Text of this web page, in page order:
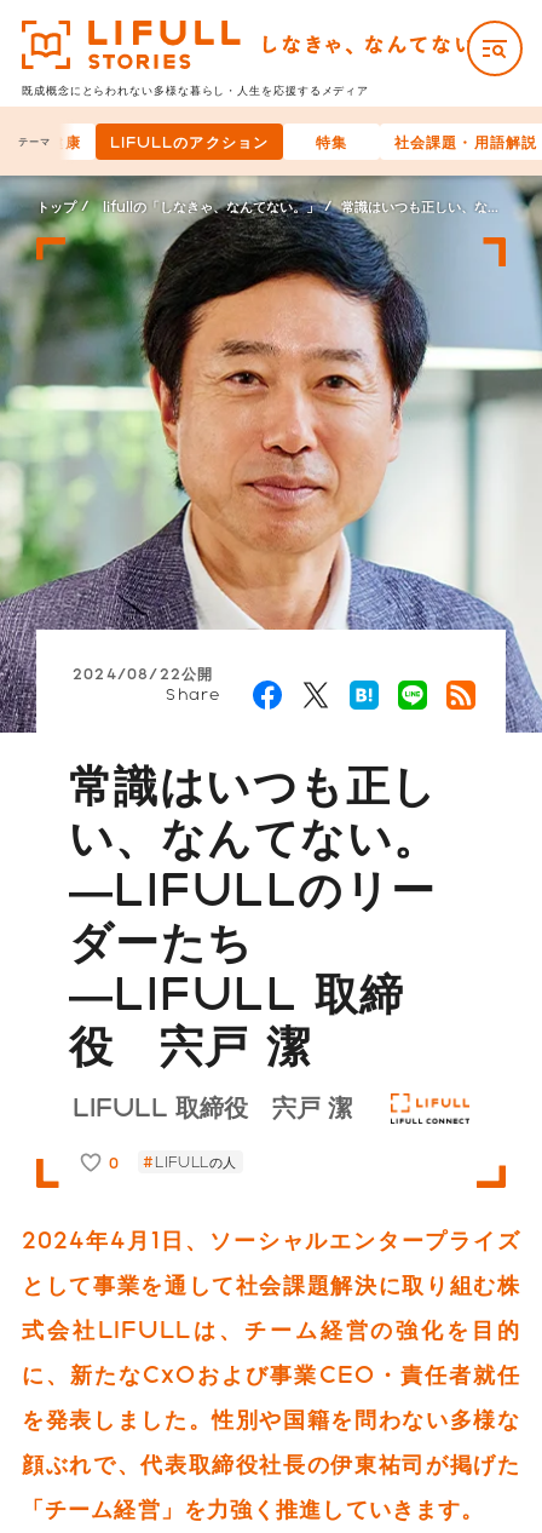
既成概念にとらわれない多様な暮らし・人生を応援するメディア
テーマ
体の健康 LIFULLのアクション 特集 社会課題・用語解説
トップ lifullの「しなきゃ、なんてない。」 常識はいつも正しい、なんてない。―LIFULLのリーダーたち―LIFULL 取締役 宍戸 潔
2024/08/22公開
Share
常識はいつも正し
い、なんてない。
―LIFULLのリー
ダーたち
―LIFULL 取締
役 宍戸 潔
LIFULL 取締役 宍戸 潔
0 LIFULLの人
2024年4月1日、ソーシャルエンタープライズ
として事業を通して社会課題解決に取り組む株
式会社LIFULLは、チーム経営の強化を目的
に、新たなCxOおよび事業CEO・責任者就任
を発表しました。性別や国籍を問わない多様な
顔ぶれで、代表取締役社長の伊東祐司が掲げた
「チーム経営」を力強く推進していきます。